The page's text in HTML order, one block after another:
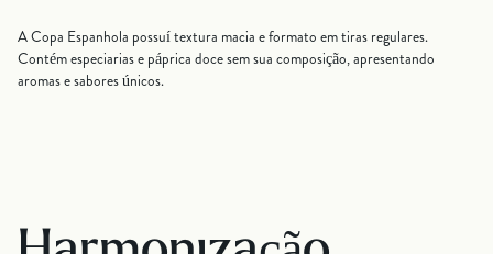
A Copa Espanhola possuí textura macia e formato em tiras regulares.
Contém especiarias e páprica doce sem sua composição, apresentando
aromas e sabores únicos.